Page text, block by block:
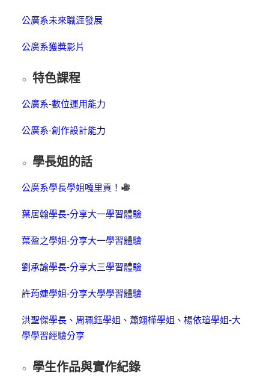
公廣系未來職涯發展
公廣系獲獎影片
特色課程
公廣系-數位運用能力
公廣系-創作設計能力
學長姐的話
公廣系學長學姐嘎里貢！
葉居翰學長-分享大一學習體驗
葉盈之學姐-分享大一學習體驗
劉承諭學長-分享大三學習體驗
許荺婕學姐-分享大學學習體驗
洪聖傑學長、周珮鈺學姐、蕭翊樺學姐、楊依瑄學姐-大
學學習經驗分享
學生作品與實作紀錄